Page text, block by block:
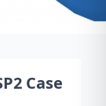
Case